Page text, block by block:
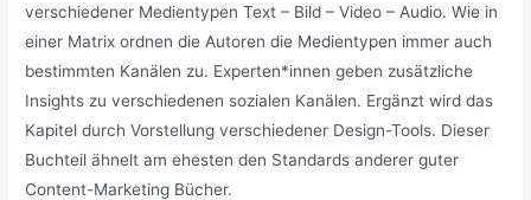
verschiedener Medientypen Text – Bild – Video – Audio. Wie in
einer Matrix ordnen die Autoren die Medientypen immer auch
bestimmten Kanälen zu. Experten*innen geben zusätzliche
Insights zu verschiedenen sozialen Kanälen. Ergänzt wird das
Kapitel durch Vorstellung verschiedener Design-Tools. Dieser
Buchteil ähnelt am ehesten den Standards anderer guter
Content-Marketing Bücher.